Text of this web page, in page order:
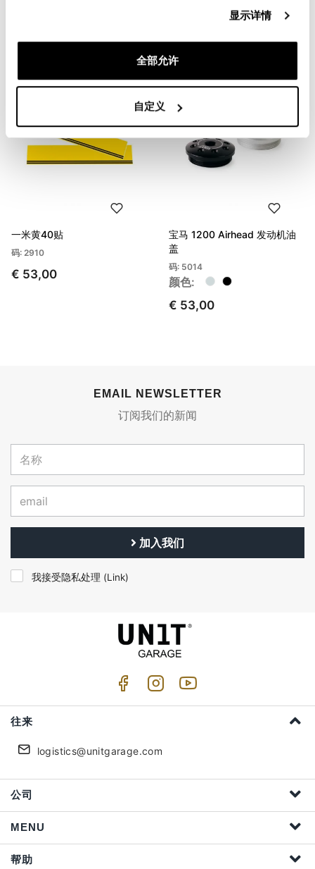
显示详情
全部允许
自定义
€ 44,00 € 19,00
一米黄40贴
码: 2910
€ 53,00
宝马 1200 Airhead 发动机油
盖
码: 5014
颜色:
€ 53,00
EMAIL NEWSLETTER
订阅我们的新闻
加入我们
我接受隐私处理 (Link)
往来
logistics@unitgarage.com
公司
MENU
帮助